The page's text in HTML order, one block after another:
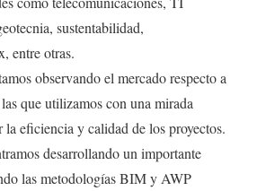
sustentabilidad,
entre otras.
observando el mercado respecto a
que utilizamos con una mirada
la eficiencia y calidad de los proyectos.
desarrollando un importante
las metodologías BIM y AWP